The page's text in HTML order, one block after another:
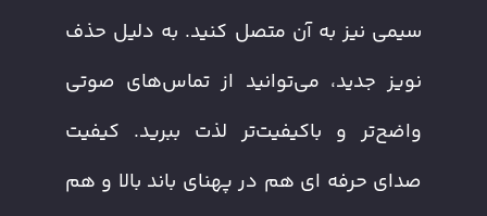
سیمی نیز به آن متصل کنید. به دلیل حذف
نویز جدید، می‌توانید از تماس‌های صوتی
واضح‌تر و باکیفیت‌تر لذت ببرید. کیفیت
صدای حرفه ای هم در پهنای باند بالا و هم